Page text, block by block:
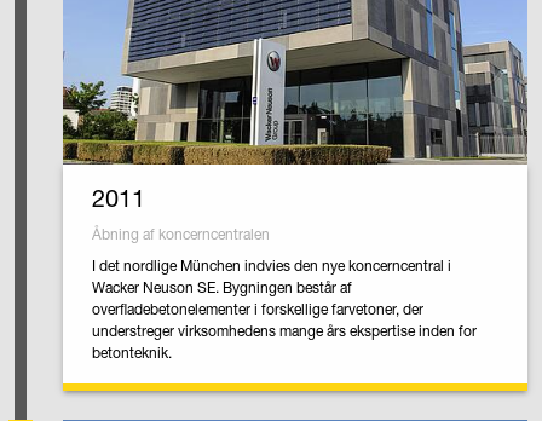
2011
Åbning af koncerncentralen
I det nordlige München indvies den nye koncerncentral i
Wacker Neuson SE. Bygningen består af
overfladebetonelementer i forskellige farvetoner, der
understreger virksomhedens mange års ekspertise inden for
betonteknik.